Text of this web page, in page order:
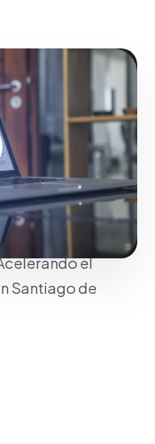
('Big
ATL
Digitales
de
el
Santiago de